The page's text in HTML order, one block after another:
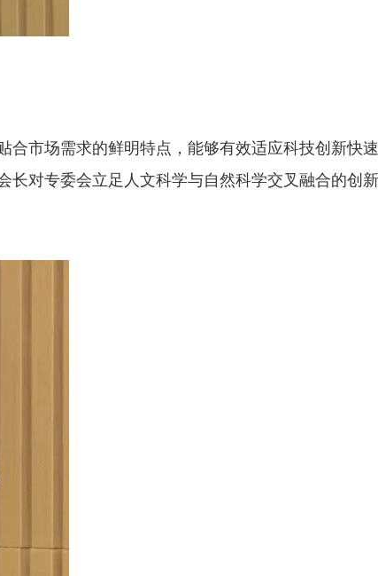
合市场需求的鲜明特点，能够有效适应科技创新快
长对专委会立足人文科学与自然科学交叉融合的创